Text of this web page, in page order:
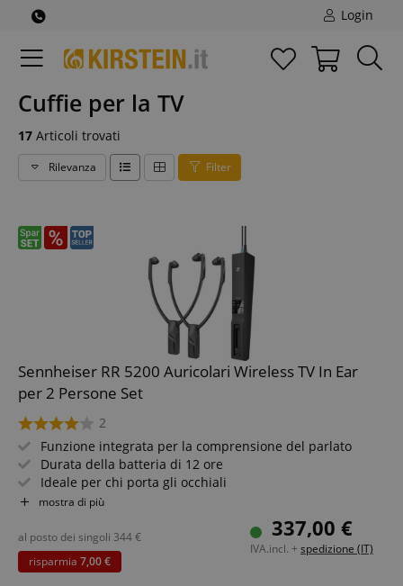
Login
Cuffie per la TV
17 Articoli trovati
Rilevanza Filter
Sennheiser RR 5200 Auricolari Wireless TV In Ear
per 2 Persone Set
2
Funzione integrata per la comprensione del parlato
Durata della batteria di 12 ore
Ideale per chi porta gli occhiali
Connessione analogica e digitale
Set risparmio incluso Sennheiser RR 5200 Auricolari
Wireless TV In Ear
mostra di più
337,00 €
IVA.incl. + spedizione (IT)
al posto dei singoli 344€
risparmia 7,00 €